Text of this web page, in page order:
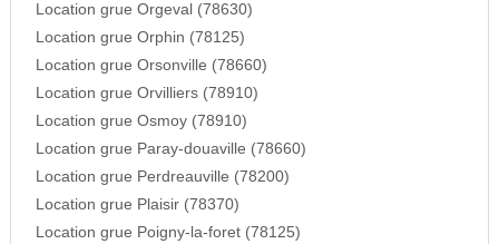
Location grue Orgeval (78630)
Location grue Orphin (78125)
Location grue Orsonville (78660)
Location grue Orvilliers (78910)
Location grue Osmoy (78910)
Location grue Paray-douaville (78660)
Location grue Perdreauville (78200)
Location grue Plaisir (78370)
Location grue Poigny-la-foret (78125)